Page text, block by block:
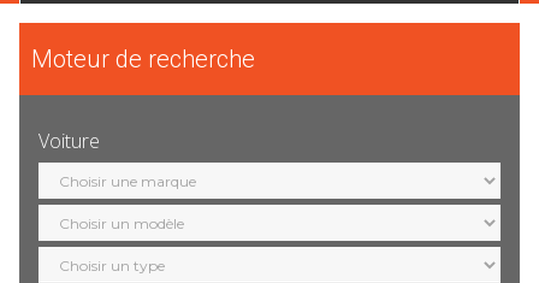
Moteur de recherche
Voiture
Sélection
marque
Sélection
modèle
Sélection
motorisation